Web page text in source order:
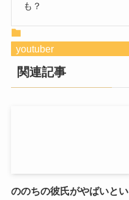
も？
youtuber
関連記事
ののちの彼氏がやばいとい